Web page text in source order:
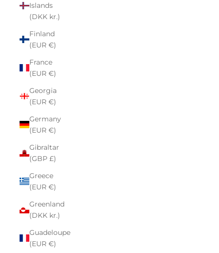
Islands
(DKK kr.)
Finland
(EUR €)
France
(EUR €)
Georgia
(EUR €)
Germany
(EUR €)
Gibraltar
(GBP £)
Greece
(EUR €)
Greenland
(DKK kr.)
Guadeloupe
(EUR €)